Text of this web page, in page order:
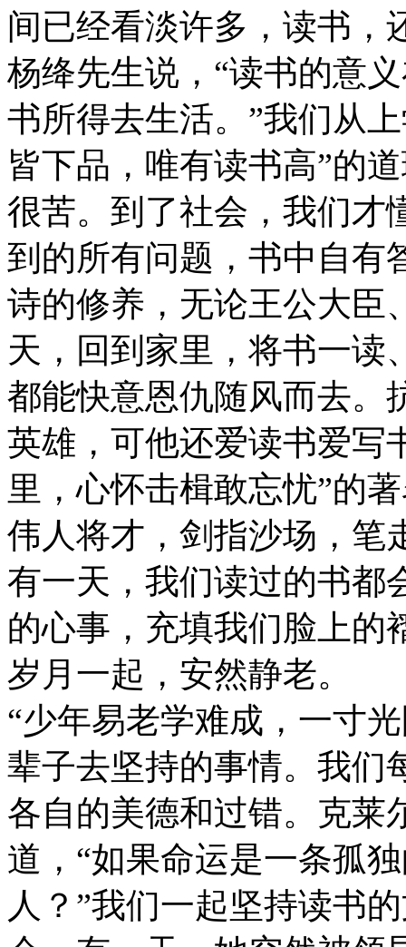
间已经看淡许多，读书，
杨绛先生说，“读书的意
书所得去生活。”我们从
皆下品，唯有读书高”的
很苦。到了社会，我们才
到的所有问题，书中自有
诗的修养，无论王公大臣
天，回到家里，将书一读
都能快意恩仇随风而去。
英雄，可他还爱读书爱写
里，心怀击楫敢忘忧”的
伟人将才，剑指沙场，笔
有一天，我们读过的书都
的心事，充填我们脸上的
岁月一起，安然静老。
“少年易老学难成，一寸
辈子去坚持的事情。我们
各自的美德和过错。克莱
道，“如果命运是一条孤
人？”我们一起坚持读书